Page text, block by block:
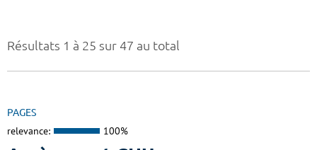
Résultats 1 à 25 sur 47 au total
PAGES
relevance: 100%